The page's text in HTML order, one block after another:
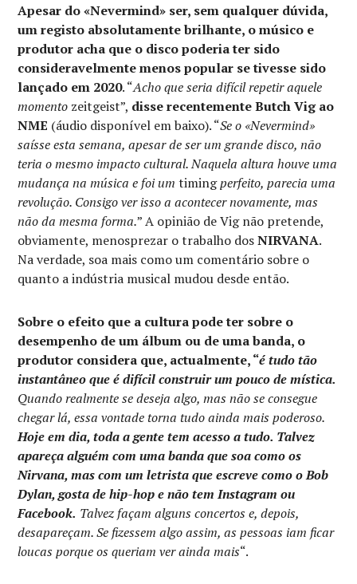
Apesar do «Nevermind» ser, sem qualquer dúvida,
um registo absolutamente brilhante, o músico e
produtor acha que o disco poderia ter sido
consideravelmente menos popular se tivesse sido
lançado em 2020. “Acho que seria difícil repetir aquele
momento zeitgeist”, disse recentemente Butch Vig ao
NME (áudio disponível em baixo). “Se o «Nevermind»
saísse esta semana, apesar de ser um grande disco, não
teria o mesmo impacto cultural. Naquela altura houve uma
mudança na música e foi um timingperfeito, parecia uma
revolução. Consigo ver isso a acontecer novamente, mas
não da mesma forma.” A opinião de Vig não pretende,
obviamente, menosprezar o trabalho dosNIRVANA.
Na verdade, soa mais como um comentário sobre o
quanto a indústria musical mudou desde então.
Sobre o efeito que a cultura pode ter sobre o
desempenho de um álbum ou de uma banda, o
produtor considera que, actualmente, “é tudo tão
instantâneo que é difícil construir um pouco de mística.
Quando realmente se deseja algo, mas não se consegue
chegar lá, essa vontade torna tudo ainda mais poderoso.
Hoje em dia, toda a gente tem acesso a tudo. Talvez
apareça alguém com uma banda que soa como os
Nirvana, mas com um letrista que escreve como o Bob
Dylan, gosta de hip-hop e não tem Instagram ou
Facebook. Talvez façam alguns concertos e, depois,
desapareçam. Se fizessem algo assim, as pessoas iam ficar
loucas porque os queriam ver ainda mais“.